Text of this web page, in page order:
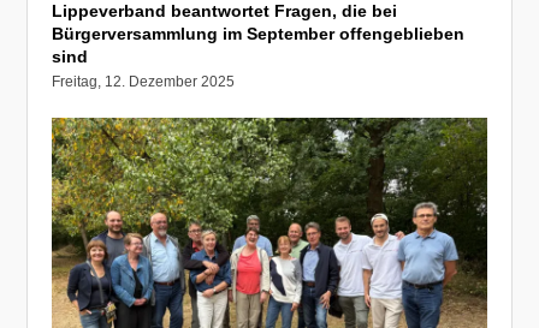
Lippeverband beantwortet Fragen, die bei
Bürgerversammlung im September offengeblieben
sind
Freitag, 12. Dezember 2025